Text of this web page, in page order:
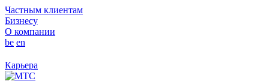
Частным клиентам
Бизнесу
О компании
be en
Карьера